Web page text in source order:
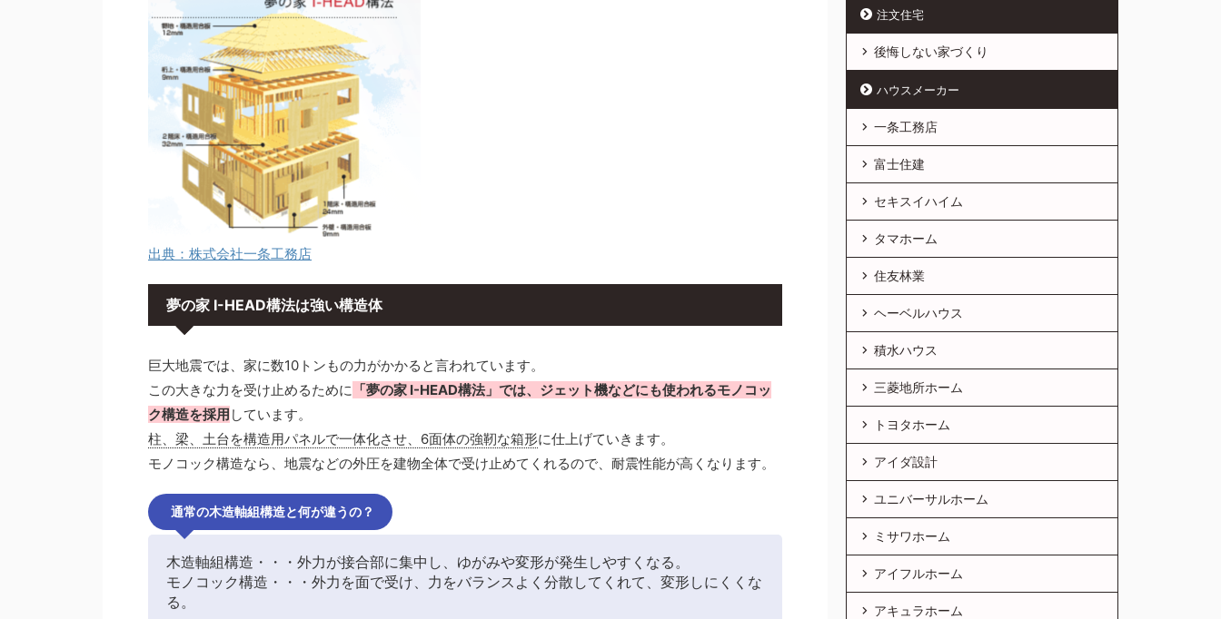
出典：株式会社一条工務店
夢の家 I-HEAD構法は強い構造体
巨大地震では、家に数10トンもの力がかかると言われています。
この大きな力を受け止めるために 「夢の家 I-HEAD構法」では、ジェット機などにも使われるモノコッ
ク構造を採用 しています。
柱、梁、土台を構造用パネルで一体化させ、6面体の強靭な箱形に仕上げていきます。
モノコック構造なら、地震などの外圧を建物全体で受け止めてくれるので、耐震性能が高くなります。
通常の木造軸組構造と何が違うの？
木造軸組構造・・・外力が接合部に集中し、ゆがみや変形が発生しやすくなる。
モノコック構造・・・外力を面で受け、力をバランスよく分散してくれて、変形しにくくな
る。
注文住宅
後悔しない家づくり
ハウスメーカー
一条工務店
富士住建
セキスイハイム
タマホーム
住友林業
ヘーベルハウス
積水ハウス
三菱地所ホーム
トヨタホーム
アイダ設計
ユニバーサルホーム
ミサワホーム
アイフルホーム
アキュラホーム